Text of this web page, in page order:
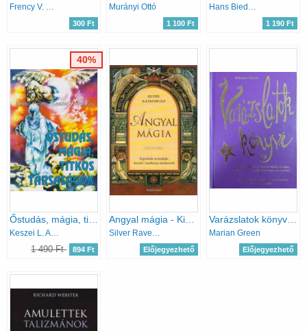
Frency V. Wizard
300 Ft
Murányi Ottó
1 100 Ft
Hans Biedermann
1 190 Ft
Keszei L. András Szabó Péter
1 490 Ft 894 Ft
40%
Silver RavenWolf
Előjegyezhető
Varázslatok könyve II.
Marian Green
Előjegyezhető